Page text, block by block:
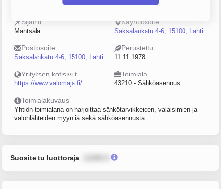
0–4
Sijainti
Mäntsälä
Käyntiosoite
Saksalankatu 4-6, 15100, Lahti
Postiosoite
Saksalankatu 4-6, 15100, Lahti
Perustettu
11.11.1978
Yrityksen kotisivut
https://www.valomaja.fi/
Toimiala
43210 - Sähköasennus
Toimialakuvaus
Yhtiön toimialana on harjoittaa sähkötarvikkeiden, valaisimien ja
valonlähteiden myyntiä sekä sähköasennusta.
Suositeltu luottoraja: